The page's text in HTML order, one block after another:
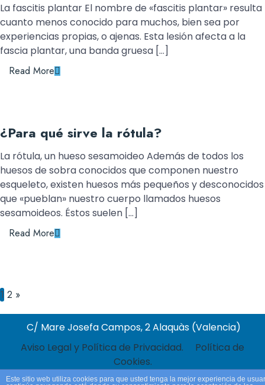
La fascitis plantar El nombre de «fascitis plantar» resulta
cuanto menos conocido para muchos, bien sea por
experiencias propias, o ajenas. Esta lesión afecta a la
fascia plantar, una banda gruesa […]
Read More
¿Para qué sirve la rótula?
La rótula, un hueso sesamoideo Además de todos los
huesos de sobra conocidos que componen nuestro
esqueleto, existen huesos más pequeños y desconocidos
que «pueblan» nuestro cuerpo llamados huesos
sesamoideos. Éstos suelen […]
Read More
1 2 »
C/ Mare Josefa Campos, 2 Alaquàs (Valencia)
Aviso Legal y Política de Privacidad.
Política de
Cookies.
Este sitio web utiliza cookies para que usted tenga la mejor experiencia de